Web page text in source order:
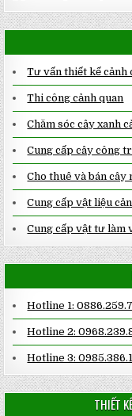
Tư vấn thiết kế cảnh
Thi công cảnh quan
Chăm sóc cây xanh
Cung cấp cây công
Cho thuê và bán cây
Cung cấp vật liệu
Cung cấp vật tư làm
Hotline 1:
Hotline 2:
Hotline 3:
THIẾT